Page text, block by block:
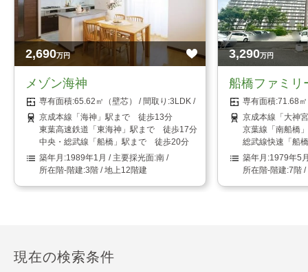
2,690万円
メゾン海神
65.62㎡（壁芯）
3LDK
京成本線「海神」駅まで 徒歩13分
東葉高速鉄道「東海神」駅まで 徒歩17分
中央・総武線「船橋」駅まで 徒歩20分
1989年1月
南
3階 / 地上12階建
3,290万円
船橋ファミリ
71.68
京成本線「大神
京葉線「南船橋
総武線快速「船
1979年5
7階 /
現在の検索条件